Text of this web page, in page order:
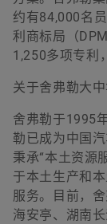
约有84,000名
利商标局（
1,250多项专利
关于舍弗勒大中
舍弗勒于1995
勒已成为中国
秉承“本土资源
于本土生产和
服务。目前，
海安亭、湖南